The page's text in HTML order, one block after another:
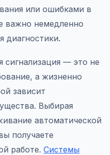
или ошибками в
важно немедленно
диагностики.
сигнализация — это не
а жизненно
зависит
Выбирая
автоматической
получаете
работе. Системы